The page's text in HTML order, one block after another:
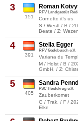
3
151
Roman
RFV Landgestüt
Cornetto it's us
S / Westf / B /
Beate / Z:
4
391
Stella Egger
RFV Gadebusch e.V.
Variana du
M / Holst / B /
GmbH, / Z:
5
405
Sandra
PSC Heidekrug e.V.
Zauberkomet
G / Trak. / F /
Elke